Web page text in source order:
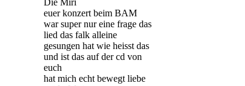
euer konzert beim BAM
war super nur eine frage das
lied das falk alleine
gesungen hat wie heisst das
und ist das auf der cd von
euch
hat mich echt bewegt liebe